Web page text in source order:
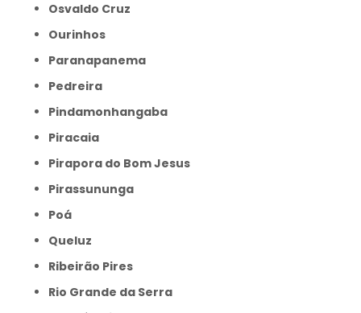
Osvaldo Cruz
Ourinhos
Paranapanema
Pedreira
Pindamonhangaba
Piracaia
Pirapora do Bom Jesus
Pirassununga
Poá
Queluz
Ribeirão Pires
Rio Grande da Serra